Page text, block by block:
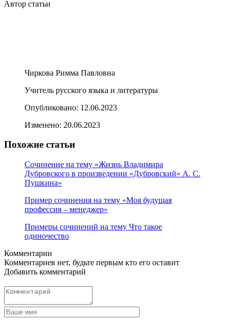
Автор статьи
Чиркова Римма Павловна
Учитель русского языка и литературы
Опубликовано: 12.06.2023
Изменено: 20.06.2023
Похожие статьи
Сочинение на тему «Жизнь Владимира
Дубровского в произведении «Дубровский» А. С.
Пушкина»
Пример сочинения на тему «Моя будущая
профессия – менеджер»
Примеры сочинений на тему Что такое
одиночество
Комментарии
Комментариев нет, будьте первым кто его оставит
Добавить комментарий